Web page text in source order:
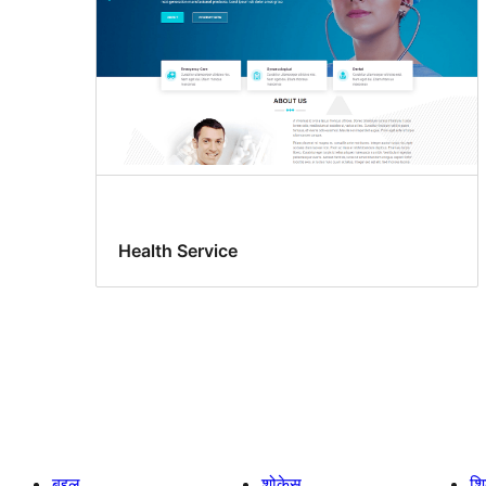
Health Service